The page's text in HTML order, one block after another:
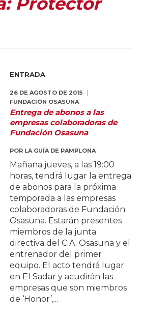
ENTRADA
26 DE AGOSTO DE 2015
FUNDACIÓN OSASUNA
Entrega de abonos a las
empresas colaboradoras de
Fundación Osasuna
POR LA GUÍA DE PAMPLONA
Mañana jueves, a las 19:00
horas, tendrá lugar la entrega
de abonos para la próxima
temporada a las empresas
colaboradoras de Fundación
Osasuna. Estarán presentes
miembros de la junta
directiva del C.A. Osasuna y el
entrenador del primer
equipo. El acto tendrá lugar
en El Sadar y acudirán las
empresas que son miembros
de ‘Honor’,...